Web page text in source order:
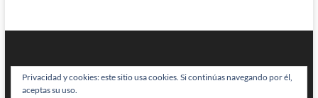
Privacidad y cookies: este sitio usa cookies. Si continúas navegando por él,
aceptas su uso.